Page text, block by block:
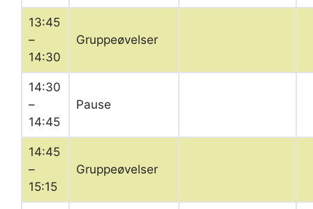
13:45
–
14:30
Gruppeøvelser
14:30
–
14:45
Pause
14:45
–
15:15
Gruppeøvelser